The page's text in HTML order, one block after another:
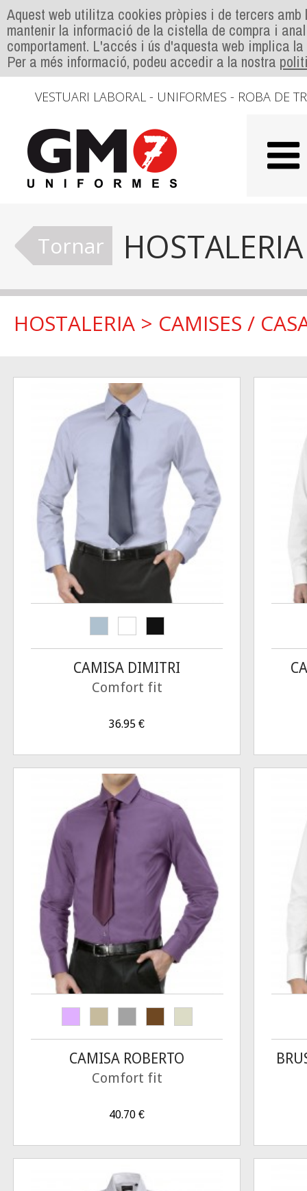
Aquest web utilitza cookies pròpies i de tercers
mantenir la informació de la cistella de compra i
comportament. L'accés i ús d'aquesta web implica
Per a més informació, podeu accedir a la nostra
VESTUARI LABORAL - UNIFORMES - ROBA DE
Tornar HOSTALERIA
HOSTALERIA > CAMISES /
CAMISA DIMITRI
Comfort fit
36.95 €
CAMISA ROBERTO
Comfort fit
40.70 €